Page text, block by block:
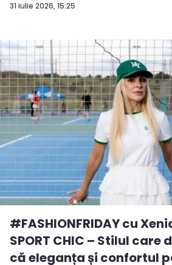
31 iulie 2026, 15:25
#FASHIONFRIDAY cu
SPORT CHIC – Stilul
că eleganța și confortul